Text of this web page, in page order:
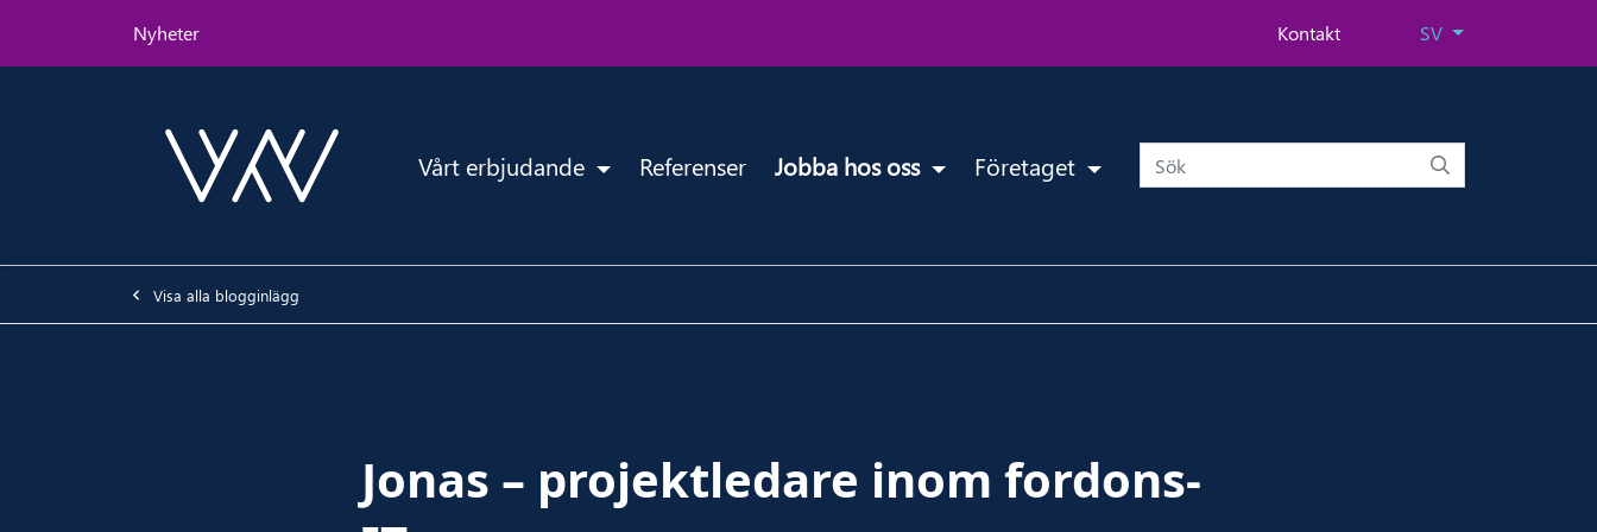
Nyheter
Kontakt SV
Vårt erbjudande Referenser Jobba hos oss Företaget
Visa alla blogginlägg
Jonas – pro­jekt­le­da­re inom fordons-​